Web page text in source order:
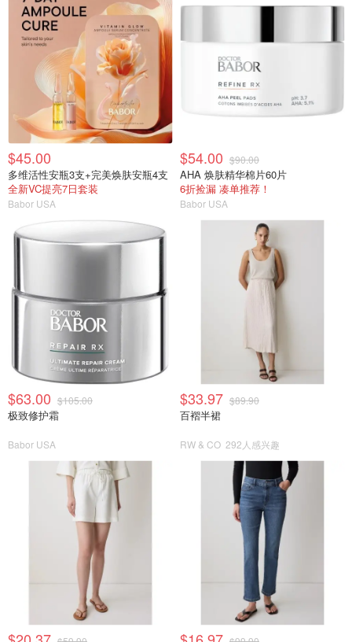
$45.00
多维活性安瓶3支+完美焕肤安瓶4支
全新VC提亮7日套装
Babor USA
$54.00 $90.00
AHA 焕肤精华棉片60片
6折捡漏 凑单推荐！
Babor USA
$63.00 $105.00
极致修护霜
Babor USA
$33.97 $89.90
百褶半裙
RW & CO 292人感兴趣